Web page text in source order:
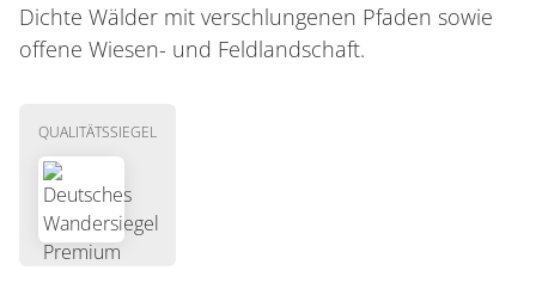
Dichte Wälder mit verschlungenen Pfaden sowie
offene Wiesen- und Feldlandschaft.
QUALITÄTSSIEGEL